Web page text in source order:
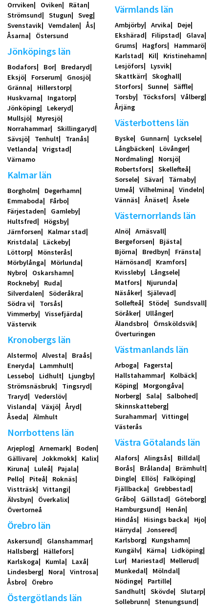
Orrviken
Oviken
Rätan
Strömsund
Stugun
Sveg
Svenstavik
Vemdalen
Ås
Åsarna
Östersund
Jönköpings län
Bodafors Bor
Bredaryd
Eksjö
Forserum
Gnosjö
Gränna
Hillerstorp
Huskvarna
Ingatorp
Jönköping
Lekeryd
Mullsjö
Myresjö
Norrahammar
Skillingaryd
Sävsjö
Tenhult
Tranås
Vetlanda
Vrigstad
Värnamo
Kalmar län
Borgholm
Degerhamn
Emmaboda
Fårbo
Färjestaden
Gamleby
Hultsfred
Högsby
Järnforsen
Kalmar stad
Kristdala
Läckeby
Löttorp
Mönsterås
Mörbylånga
Mörlunda
Nybro
Oskarshamn
Rockneby
Ruda
Silverdalen
Söderåkra
Södra vi
Torsås
Vimmerby
Vissefjärda
Västervik
Kronobergs län
Alstermo Alvesta
Braås
Eneryda
Lammhult
Lessebo
Lidhult
Ljungby
Strömsnäsbruk
Tingsryd
Traryd
Vederslöv
Vislanda
Växjö
Åryd
Åseda
Älmhult
Norrbottens län
Arjeplog Arnemark
Boden
Gällivare
Jokkmokk
Kalix
Kiruna
Luleå
Pajala
Pello
Piteå
Roknäs
Vistträsk
Vittangi
Älvsbyn
Överkalix
Övertorneå
Örebro län
Askersund
Glanshammar
Hallsberg
Hällefors
Karlskoga
Kumla
Laxå
Lindesberg
Nora
Vintrosa
Åsbro
Örebro
Östergötlands län
Värmlands län
Ambjörby Arvika
Deje
Ekshärad
Filipstad
Glava
Grums
Hagfors
Hammarö
Karlstad
Kil
Kristinehamn
Lesjöfors
Lysvik
Skattkärr
Skoghall
Storfors
Sunne
Säffle
Torsby
Töcksfors
Vålberg
Årjäng
Västerbottens län
Byske Gunnarn
Lycksele
Långbäcken
Lövånger
Nordmaling
Norsjö
Robertsfors
Skellefteå
Sorsele
Sävar
Tärnaby
Umeå
Vilhelmina
Vindeln
Vännäs
Ånäset Åsele
Västernorrlands län
Alnö
Arnäsvall
Bergeforsen
Bjästa
Björna
Bredbyn
Fränsta
Härnösand
Kramfors
Kvissleby
Långsele
Matfors
Njurunda
Näsåker
Själevad
Sollefteå
Stöde
Sundsvall
Söråker
Ullånger
Älandsbro
Örnsköldsvik
Överturingen
Västmanlands län
Arboga
Fagersta
Hallstahammar
Kolbäck
Köping
Morgongåva
Norberg
Sala
Salbohed
Skinnskatteberg
Surahammar
Vittinge
Västerås
Västra Götalands län
Alafors Alingsås
Billdal
Borås
Brålanda
Brämhult
Dingle
Ellös
Falköping
Fjällbacka
Grebbestad
Gråbo
Gällstad
Göteborg
Hamburgsund
Henån
Hindås
Hisings backa
Hjo
Härryda
Jonsered
Karlsborg
Kungshamn
Kungälv
Kärna
Lidköping
Lur
Mariestad
Mellerud
Munkedal
Mölndal
Nödinge
Partille
Sandhult
Skövde
Slutarp
Sollebrunn
Stenungsund